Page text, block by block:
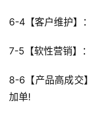
6-4【客户维护】
7-5【软性营销】
8-6【产品高成交
加单!